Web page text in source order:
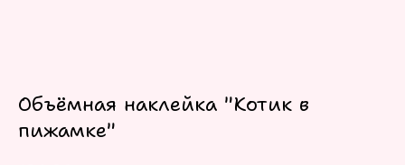
Объёмная наклейка "Котик в
пижамке"